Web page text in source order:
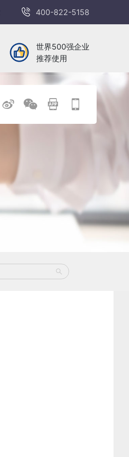
400-822-5158
世界500强企业
推荐使用